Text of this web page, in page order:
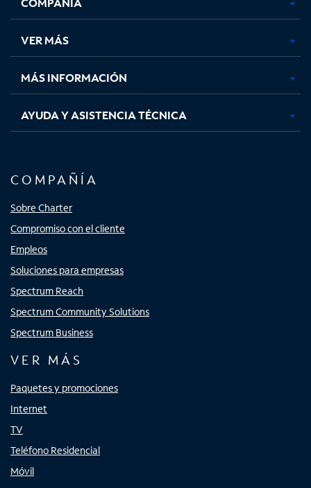
en
pestaña
nueva
en
pestaña
nueva
en
pestaña
nueva
en
nueva
VER MÁS
MÁS INFORMACIÓN
AYUDA Y ASISTENCIA TÉCNICA
COMPAÑÍA
Sobre Charter
Compromiso con el cliente
Empleos
Soluciones para empresas
Spectrum Reach
Spectrum Community Solutions
Spectrum Business
VER MÁS
Paquetes y promociones
Internet
TV
Teléfono Residencial
Móvil